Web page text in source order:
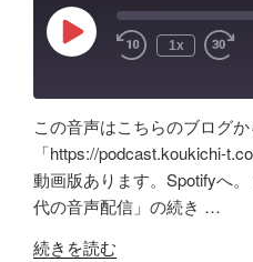
能
ト
者
け
エ
ル
の
Tascam
DR-
07X&TroyStudio
で
録
Play
Episode 1x
Amazon
RSS
RSS FEED
SHARE
LINK
EMBED
この音声はこちらのブログ
「https://podcast.koukichi-
動画版あります。Spotifyへ
代の音声配信」の続き …
"AI
続きを読む